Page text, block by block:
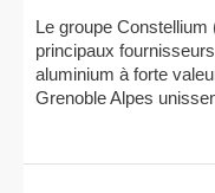
Le groupe Constellium
principaux
aluminium à forte
Grenoble Alpes